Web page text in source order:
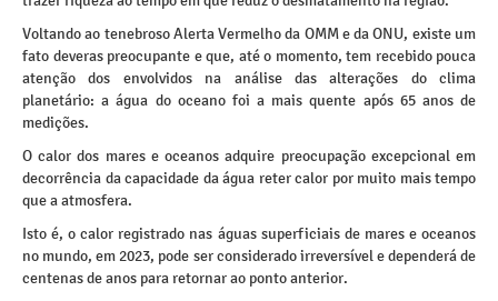
Voltando ao tenebroso Alerta Vermelho da OMM e da ONU, existe um
fato deveras preocupante e que, até o momento, tem recebido pouca
atenção dos envolvidos na análise das alterações do clima
planetário: a água do oceano foi a mais quente após 65 anos de
medições.
O calor dos mares e oceanos adquire preocupação excepcional em
decorrência da capacidade da água reter calor por muito mais tempo
que a atmosfera.
Isto é, o calor registrado nas águas superficiais de mares e oceanos
no mundo, em 2023, pode ser considerado irreversível e dependerá de
centenas de anos para retornar ao ponto anterior.